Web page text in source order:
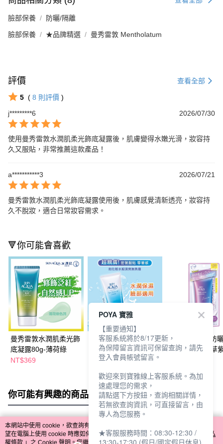
臉部保養 防曬/隔離
臉部保養 ★品牌精選 曼秀雷敦 Mentholatum
評價 查看全部
5 ( 8 則評價 )
j*********6
2026/07/30
使用曼秀雷敦水潤肌柔光飾底凝露後，肌膚變得水嫩光滑，妝容持
久又服貼，非常推薦這款產品！
a***********3 2026/07/21
曼秀雷敦水潤肌柔光飾底凝露使用後，肌膚感覺清新透亮，妝容持
久不脫妝，適合日常妝容需求。
🔻你可能會喜歡
曼秀雷敦水潤肌柔光飾
底凝露80g-薄荷綠
NT$369
曼秀雷敦水潤肌超保濕
水感防曬精華80g
NT$269
曼秀雷敦柔光防
凝露70g-薰衣草
你可能有興趣的商品 全站排行
熱門標籤
本網站中使用 cookie，欲查詢有關本網站使用 cookie 方式之詳情，及若您不希
望在電腦上使用 cookie 時應如何變更電腦的 cookie 設定，請參閱本網站「
隱私
權條款 」之 Cookie 聲明。您繼續使用本網站即表示您同意本公司得按本網站使
POYA 寶雅
【重要通知】
客服系統將於8/17更新，
為保障留言資訊可保留查詢，請先
登入會員帳號留言。
歡迎來到寶雅線上客服系統。為加
速處理您的需求，
請點選下方按鈕，查詢相關詳情，
若無欲查詢資訊，可直接留言，由
專人為您服務。
★客服服務時間：08:30-12:30 /
13:30-17:30 (假日/國定假日休息)